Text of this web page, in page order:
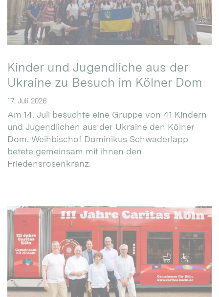
Kinder und Jugendliche aus der
Ukraine zu Besuch im Kölner Dom
17. Juli 2026
Am 14. Juli besuchte eine Gruppe von 41 Kindern
und Jugendlichen aus der Ukraine den Kölner
Dom. Weihbischof Dominikus Schwaderlapp
betete gemeinsam mit ihnen den
Friedensrosenkranz.